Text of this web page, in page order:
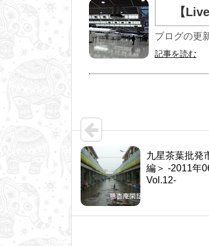
【
ブログの更
記事を読む
九星茶葉批発
編＞ -2011年
Vol.12-